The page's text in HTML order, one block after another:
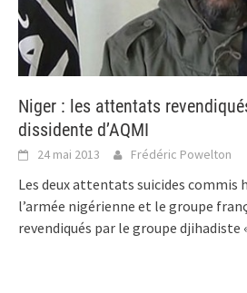
Niger : les attentats
dissidente d’AQMI
24 mai 2013 Frédéric Powelton
Les deux attentats suicides commis
l’armée nigérienne et le groupe
revendiqués par le groupe djihadiste